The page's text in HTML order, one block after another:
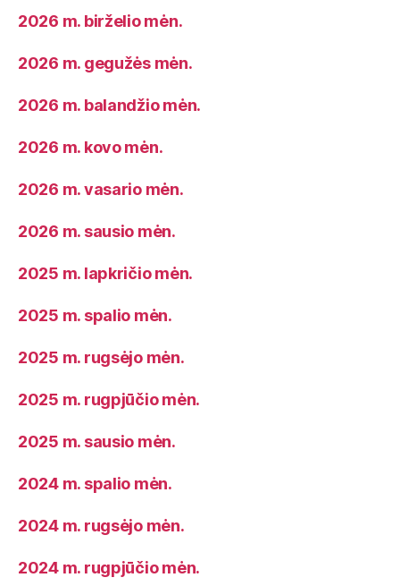
2026 m. birželio mėn.
2026 m. gegužės mėn.
2026 m. balandžio mėn.
2026 m. kovo mėn.
2026 m. vasario mėn.
2026 m. sausio mėn.
2025 m. lapkričio mėn.
2025 m. spalio mėn.
2025 m. rugsėjo mėn.
2025 m. rugpjūčio mėn.
2025 m. sausio mėn.
2024 m. spalio mėn.
2024 m. rugsėjo mėn.
2024 m. rugpjūčio mėn.